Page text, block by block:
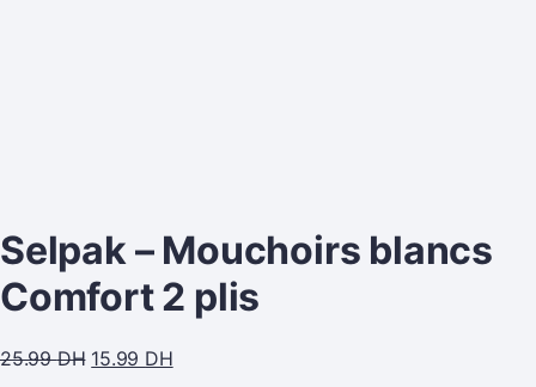
Selpak – Mouchoirs blancs
Comfort 2 plis
25.99DH 15.99 DH